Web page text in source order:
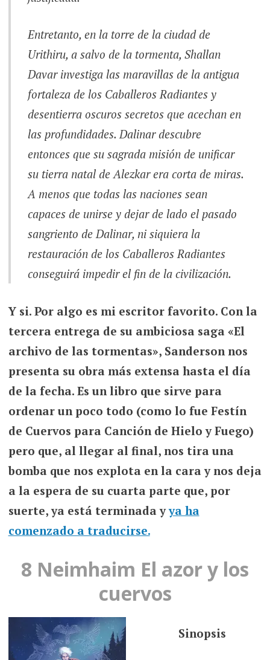
Entretanto, en la torre de la ciudad de
Urithiru, a salvo de la tormenta, Shallan
Davar investiga las maravillas de la antigua
fortaleza de los Caballeros Radiantes y
desentierra oscuros secretos que acechan en
las profundidades. Dalinar descubre
entonces que su sagrada misión de unificar
su tierra natal de Alezkar era corta de miras.
A menos que todas las naciones sean
capaces de unirse y dejar de lado el pasado
sangriento de Dalinar, ni siquiera la
restauración de los Caballeros Radiantes
conseguirá impedir el fin de la civilización.
Y si. Por algo es mi escritor favorito. Con la
tercera entrega de su ambiciosa saga «El
archivo de las tormentas», Sanderson nos
presenta su obra más extensa hasta el día
de la fecha. Es un libro que sirve para
ordenar un poco todo (como lo fue Festín
de Cuervos para Canción de Hielo y Fuego)
pero que, al llegar al final, nos tira una
bomba que nos explota en la cara y nos deja
a la espera de su cuarta parte que, por
suerte, ya está terminada yya ha
comenzado a traducirse.
8 Neimhaim El azor y los
cuervos
Sinopsis